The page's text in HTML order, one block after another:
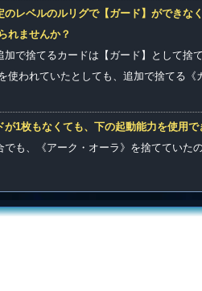
のレベルのルリグで【ガード】ができ
れませんか？
加で捨てるカードは【ガード】として捨
使われていたとしても、追加で捨てる
1枚もなくても、下の起動能力を使用で
でも、《アーク・オーラ》を捨てていた